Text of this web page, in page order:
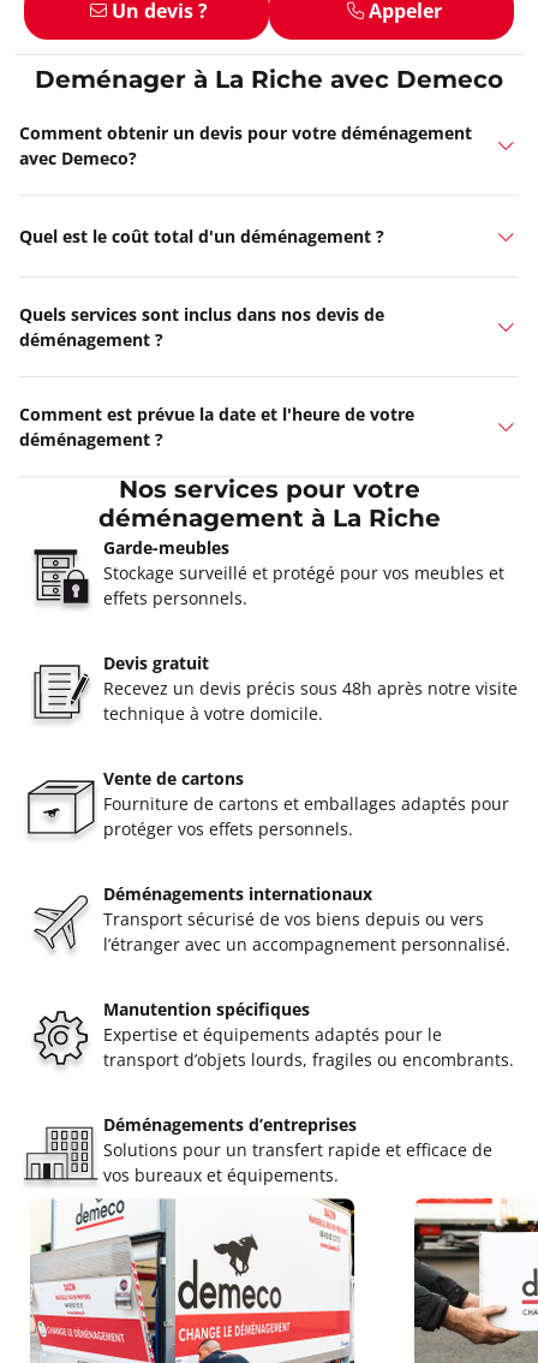
Un devis ? Appeler
Deménager à La Riche avec Demeco
Comment obtenir un devis pour votre déménagement
avec Demeco?
Quel est le coût total d'un déménagement ?
Quels services sont inclus dans nos devis de
déménagement ?
Comment est prévue la date et l'heure de votre
déménagement ?
Nos services pour votre
déménagement à La Riche
Garde-meubles
Stockage surveillé et protégé pour vos meubles et
effets personnels.
Devis gratuit
Recevez un devis précis sous 48h après notre visite
technique à votre domicile.
Vente de cartons
Fourniture de cartons et emballages adaptés pour
protéger vos effets personnels.
Déménagements internationaux
Transport sécurisé de vos biens depuis ou vers
l’étranger avec un accompagnement personnalisé.
Manutention spécifiques
Expertise et équipements adaptés pour le
transport d’objets lourds, fragiles ou encombrants.
Déménagements d’entreprises
Solutions pour un transfert rapide et efficace de
vos bureaux et équipements.